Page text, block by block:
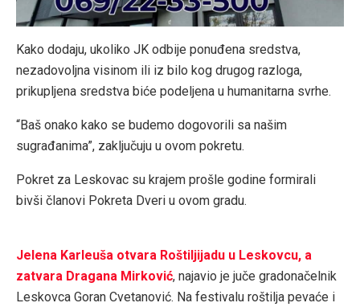
Kako dodaju, ukoliko JK odbije ponuđena sredstva,
nezadovoljna visinom ili iz bilo kog drugog razloga,
prikupljena sredstva biće podeljena u humanitarna svrhe.
“Baš onako kako se budemo dogovorili sa našim
sugrađanima”, zaključuju u ovom pokretu.
Pokret za Leskovac su krajem prošle godine formirali
bivši članovi Pokreta Dveri u ovom gradu.
Jelena Karleuša otvara Roštiljijadu u Leskovcu, a
zatvara Dragana Mirković, najavio je juče gradonačelnik
Leskovca Goran Cvetanović. Na festivalu roštilja pevaće i